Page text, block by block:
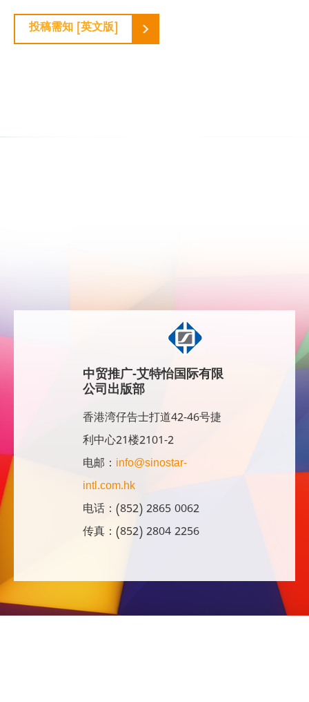
投稿需知 [英文版]
中贸推广-艾特怡国际有限
公司出版部
香港湾仔告士打道42-46号捷
利中心21楼2101-2
电邮： info@sinostar-
intl.com.hk
电话：(852) 2865 0062
传真：(852) 2804 2256